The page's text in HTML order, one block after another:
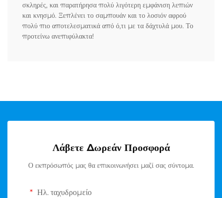
σκληρές, και παρατήρησα πολύ λιγότερη εμφάνιση λεπιών
και κνησμό. Ξεπλένει το σαμπουάν και το λοσιόν αφρού
πολύ πιο αποτελεσματικά από ό,τι με τα δάχτυλά μου. Το
προτείνω ανεπιφύλακτα!
Λάβετε Δωρεάν Προσφορά
Ο εκπρόσωπός μας θα επικοινωνήσει μαζί σας σύντομα.
Ηλ. ταχυδρομείο